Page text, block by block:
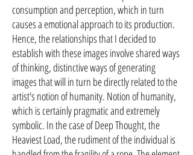
consumption and perception, which in turn
causes a emotional approach to its production.
Hence, the relationships that I decided to
establish with these images involve shared ways
of thinking, distinctive ways of generating
images that will in turn be directly related to the
artist's notion of humanity. Notion of humanity,
which is certainly pragmatic and extremely
symbolic. In the case of Deep Thought, the
Heaviest Load, the rudiment of the individual is